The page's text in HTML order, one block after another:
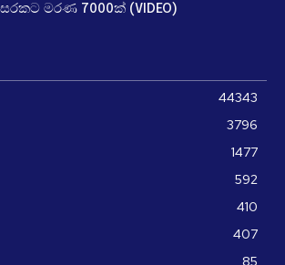
මරණ 7000ක් (VIDEO)
44343
3796
1477
592
410
407
85